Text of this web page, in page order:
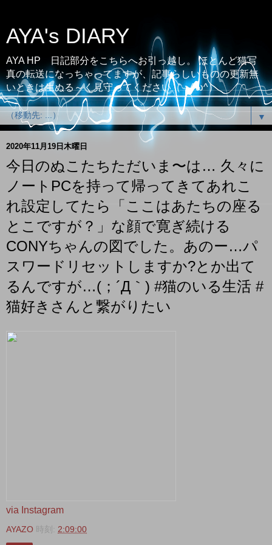
AYA's DIARY
AYA HP 日記部分をこちらへお引っ越し。 ほとんど猫写
真の転送になっちゃってますが、記事らしいものの更新無
いときは生ぬる～く見守ってください（；^ω^）
▼
2020年11月19日木曜日
今日のぬこたちただいま〜は… 久々に
ノートPCを持って帰ってきてあれこ
れ設定してたら「ここはあたちの座る
とこですが？」な顔で寛ぎ続ける
CONYちゃんの図でした。あのー…パ
スワードリセットしますか?とか出て
るんですが…(；´Д｀) #猫のいる生活 #
猫好きさんと繋がりたい
via Instagram
AYAZO 時刻: 2:09:00